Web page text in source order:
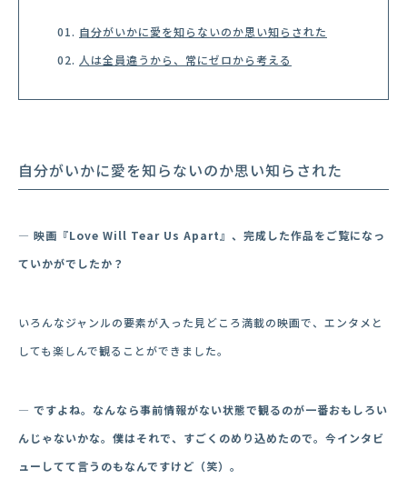
自分がいかに愛を知らないのか思い知らされた
人は全員違うから、常にゼロから考える
自分がいかに愛を知らないのか思い知らされた
― 映画『Love Will Tear Us Apart』、完成した作品をご覧になっ
ていかがでしたか？
いろんなジャンルの要素が入った見どころ満載の映画で、エンタメと
しても楽しんで観ることができました。
― ですよね。なんなら事前情報がない状態で観るのが一番おもしろい
んじゃないかな。僕はそれで、すごくのめり込めたので。今インタビ
ューしてて言うのもなんですけど（笑）。